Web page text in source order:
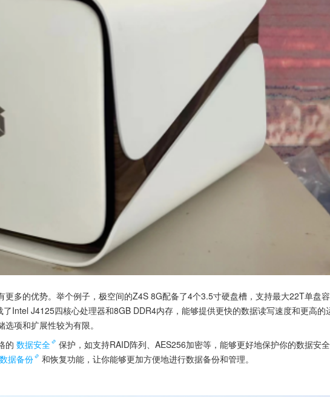
更多的优势。举个例子，极空间的Z4S 8G配备了4个3.5寸硬盘槽，支持最大22T单盘容
Intel J4125四核心处理器和8GB DDR4内存，能够提供更快的数据读写速度和更高的
项和扩展性较为有限。
的 数据安全
保护，如支持RAID阵列、AES256加密等，能够更好地保护你的数据安
数据备份 和恢复功能，让你能够更加方便地进行数据备份和管理。